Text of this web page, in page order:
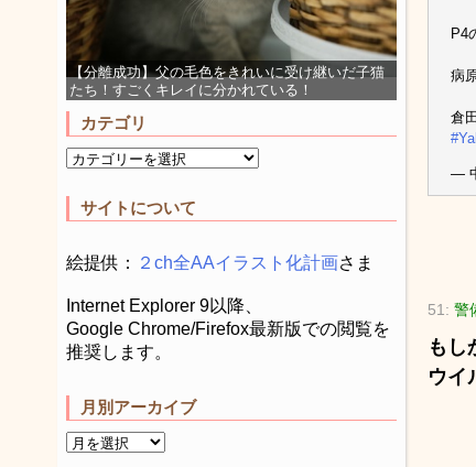
【分離成功】父の毛色をきれいに受け継いだ子猫
たち！すごくキレイに分かれている！
カテゴリ
サイトについて
絵提供： ２ch全AAイラスト化計画さま
Internet Explorer 9以降、
Google Chrome/Firefox最新版での閲覧を
推奨します。
月別アーカイブ
P4
病
倉
—
51: 警
もし
ウイ